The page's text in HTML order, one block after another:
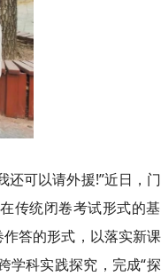
还可以请外援!”近日，
传统闭卷考试形式的
答的形式，以落实新
学科实践探究，完成“